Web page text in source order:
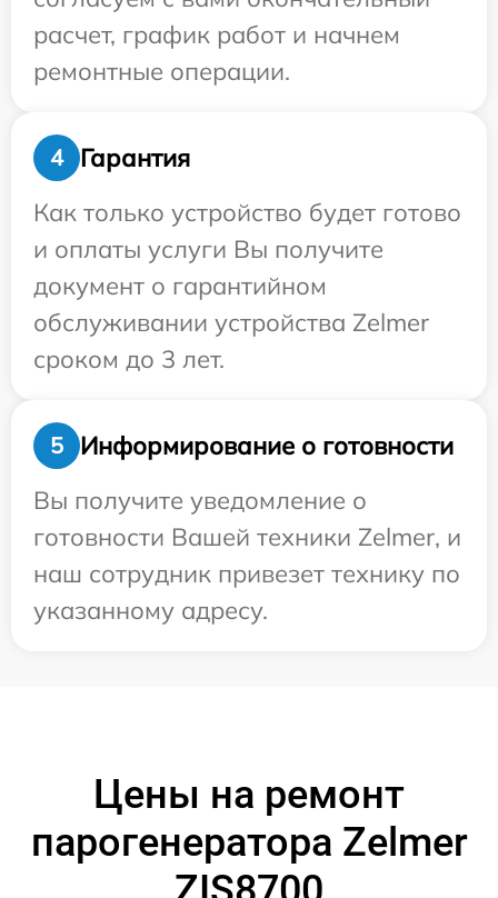
расчет, график работ и начнем
ремонтные операции.
4
Гарантия
Как только устройство будет готово
и оплаты услуги Вы получите
документ о гарантийном
обслуживании устройства Zelmer
сроком до 3 лет.
5
Информирование о готовности
Вы получите уведомление о
готовности Вашей техники Zelmer, и
наш сотрудник привезет технику по
указанному адресу.
Цены на ремонт
парогенератора Zelmer